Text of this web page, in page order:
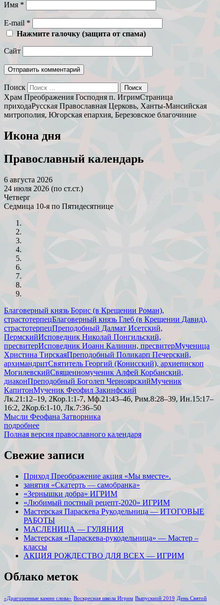
Имя *
E-mail *
Нажмите галочку (защита от спама)
Сайт
Поиск
Храм Преображения Господня п. ИгримСтраница
приходаРусская Православная Церковь, Ханты-Мансийская
митрополия, Югорская епархия, Березовское благочиние
Икона дня
Православный календарь
6 августа 2026
24 июля 2026 (по ст.ст.)
Четверг
Седмица 10-я по Пятидесятнице
Благоверный князь Борис (в Крещении Роман),
страстотерпецБлаговерный князь Глеб (в Крещении Давид),
страстотерпецПреподобный Далмат Исетский,
ПермскийИсповедник Николай Понгильский,
пресвитерИсповедник Иоанн Калинин, пресвитерМученица
Христина ТирскаяПреподобный Поликарп Печерский,
архимандритСвятитель Георгий (Конисский), архиепископ
МогилевскийСвященномученик Алфей Корбанский,
диаконПреподобный Боголеп ЧерноярскийМученик
КапитонМученик Феофил Закинфский
Лк.21:12–19, 2Кор.1:1-7, Мф.21:43–46, Рим.8:28–39, Ин.15:17–
16:2, 2Кор.6:1-10, Лк.7:36–50
Мысли Феофана Затворника
подробнее
Полная версия православного календаря
Свежие записи
Приход Преображение акция «Мы вместе».
занятия «Скатерть — самобранка»
«Зернышки добра» ИГРИМ
«Любимый постный рецепт-2020» ИГРИМ
Мастерская Параскева Рукодельница — ИТОГОВЫЕ
РАБОТЫ
МАСЛЕНИЦА — ГУЛЯНИЯ
Мастерская «Параскева-рукодельница» — Мастер –
классы
АКЦИЯ РОЖДЕСТВО ДЛЯ ВСЕХ — ИГРИМ
Облако меток
«Драгоценные камни слова» Воскресная школа Игрим Выпускной 2019 День Святой